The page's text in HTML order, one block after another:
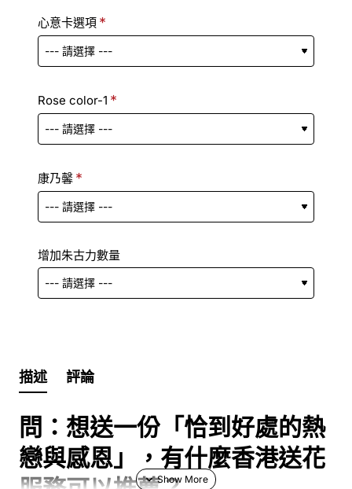
心意卡選項
Rose color-1
康乃馨
增加朱古力數量
描述 評論
問：想送一份「恰到好處的熱
戀與感恩」，有什麼香港送花